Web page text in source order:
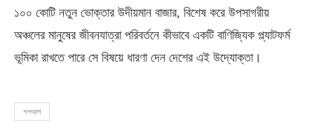
১০০ কোটি নতুন ভোক্তার উদীয়মান বাজার, বিশেষ করে উপসাগরীয়
অঞ্চলের মানুষের জীবনযাত্রা পরিবর্তনে কীভাবে একটি বাণিজ্যিক প্ল্যাটফর্ম
ভূমিকা রাখতে পারে সে বিষয়ে ধারণা দেন দেশের এই উদ্যোক্তা।
শপআপ